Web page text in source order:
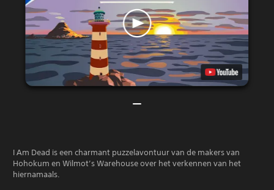
I Am Dead is een charmant puzzelavontuur van de makers van
Hohokum en Wilmot’s Warehouse over het verkennen van het
hiernamaals.